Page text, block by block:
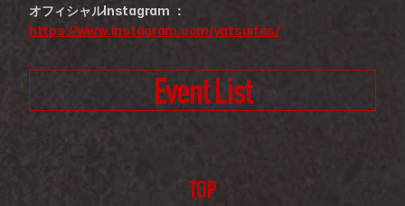
オフィシャルInstagram ：
https://www.instagram.com/yatsuifes/
Event List
TOP